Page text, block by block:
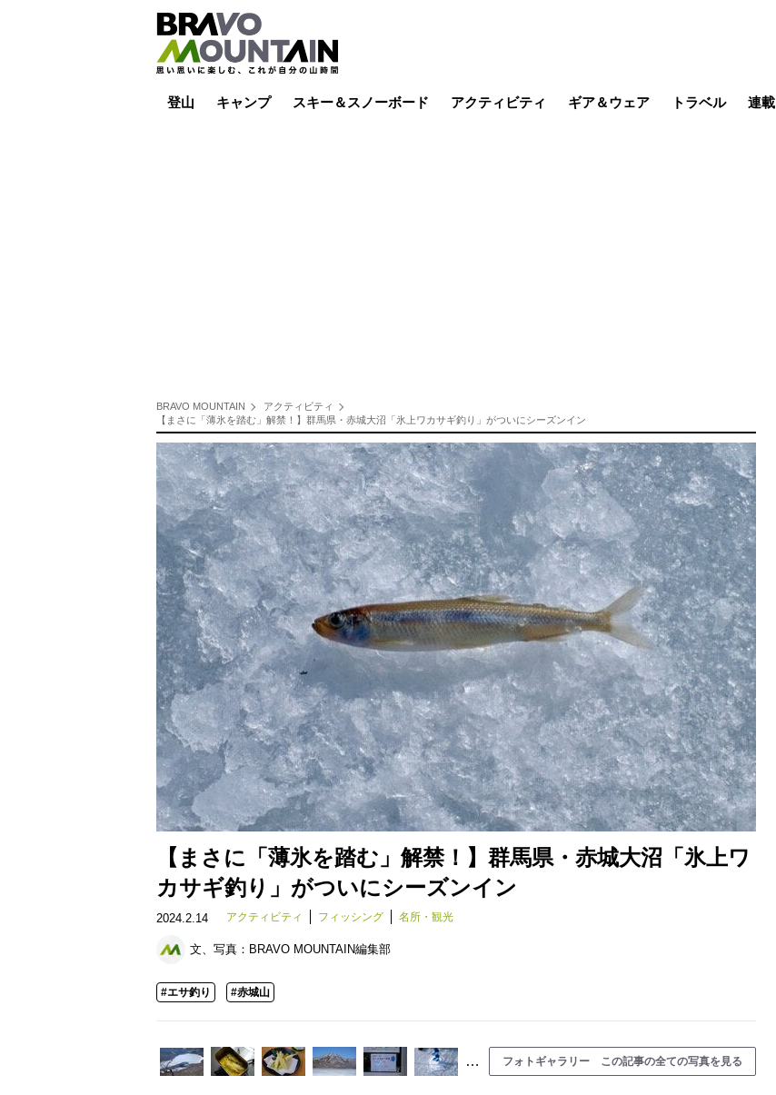
登山 キャンプ スキー＆スノーボード アクティビティ ギア＆ウェア トラベル 連載
BRAVO MOUNTAIN
アクティビティ
【まさに「薄氷を踏む」解禁！】群馬県・赤城大沼「氷上ワカサギ釣り」がついにシーズンイン
【まさに「薄氷を踏む」解禁！】群馬県・赤城大沼「氷上ワ
カサギ釣り」がついにシーズンイン
2024.2.14 アクティビティ フィッシング 名所・観光
文、写真： BRAVO MOUNTAIN編集部
#エサ釣り #赤城山
… フォトギャラリー この記事の全ての写真を見る